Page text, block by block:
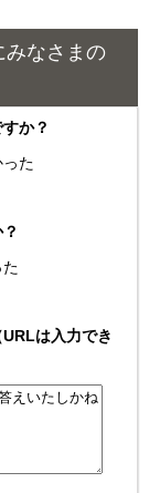
みなさまの
か？
た
は入力でき